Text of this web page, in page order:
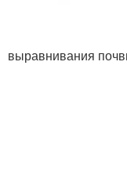
выравнивания